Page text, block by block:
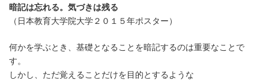
暗記は忘れる。気づきは残る
（日本教育大学院大学２０１５年ポスター）
何かを学ぶとき、基礎となることを暗記するのは重要なことで
す。
しかし、ただ覚えることだけを目的とするような